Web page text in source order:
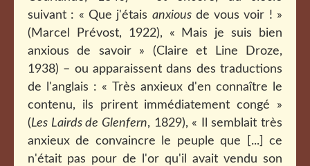
suivant : « Que j'étais anxiousde vous voir ! »
(Marcel Prévost, 1922), « Mais je suis bien
anxious de savoir » (Claire et Line Droze,
1938) – ou apparaissent dans des traductions
de l'anglais : « Très anxieux d'en connaître le
contenu, ils prirent immédiatement congé »
(Les Lairds de Glenfern, 1829), « Il semblait très
anxieux de convaincre le peuple que [...] ce
n'était pas pour de l'or qu'il avait vendu son